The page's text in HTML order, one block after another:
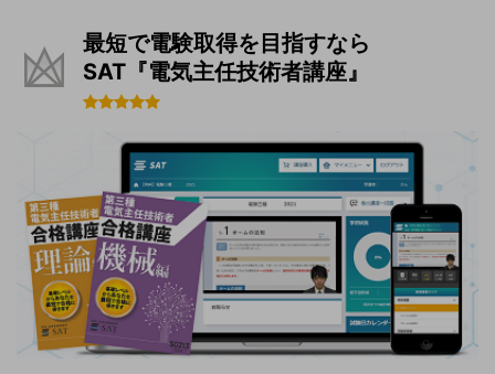
最短で電験取得を目指すなら
SAT『電気主任技術者講座』